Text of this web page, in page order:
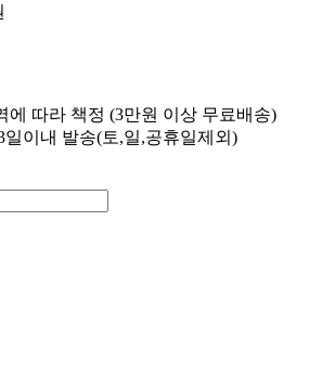
에 따라 책정 (3만원 이상 무료배송)
일이내 발송(토,일,공휴일제외)